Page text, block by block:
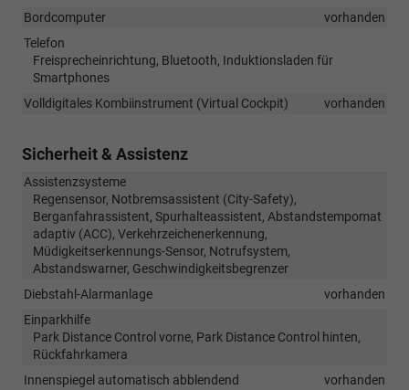
Bordcomputer
vorhanden
Telefon
Freisprecheinrichtung, Bluetooth, Induktionsladen für
Smartphones
Volldigitales Kombiinstrument (Virtual Cockpit)
vorhanden
Sicherheit & Assistenz
Assistenzsysteme
Regensensor, Notbremsassistent (City-Safety),
Berganfahrassistent, Spurhalteassistent, Abstandstempomat
adaptiv (ACC), Verkehrzeichenerkennung,
Müdigkeitserkennungs-Sensor, Notrufsystem,
Abstandswarner, Geschwindigkeitsbegrenzer
Diebstahl-Alarmanlage
vorhanden
Einparkhilfe
Park Distance Control vorne, Park Distance Control hinten,
Rückfahrkamera
Innenspiegel automatisch abblendend
vorhanden